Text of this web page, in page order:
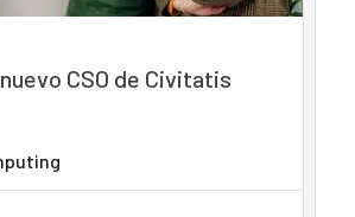
CSO de Civitatis